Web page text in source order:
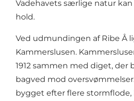
Vadehavets særlige natur
hold.
Ved udmundingen af Ribe Å
Kammerslusen.
1912 sammen med diget, der
bagved mod
bygget efter flere stormflode,